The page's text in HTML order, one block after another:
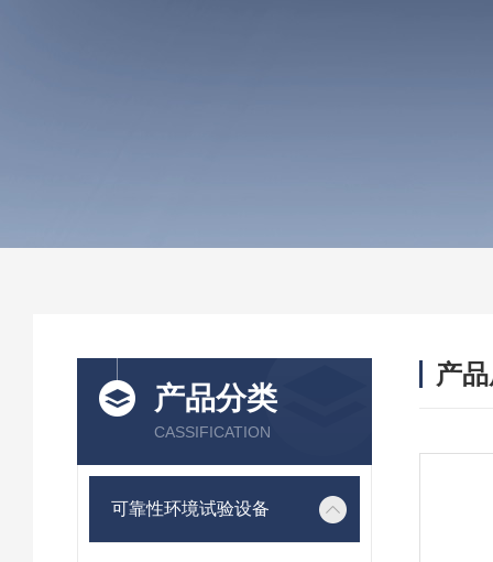
产品分类
CASSIFICATION
可靠性环境试验设备
产